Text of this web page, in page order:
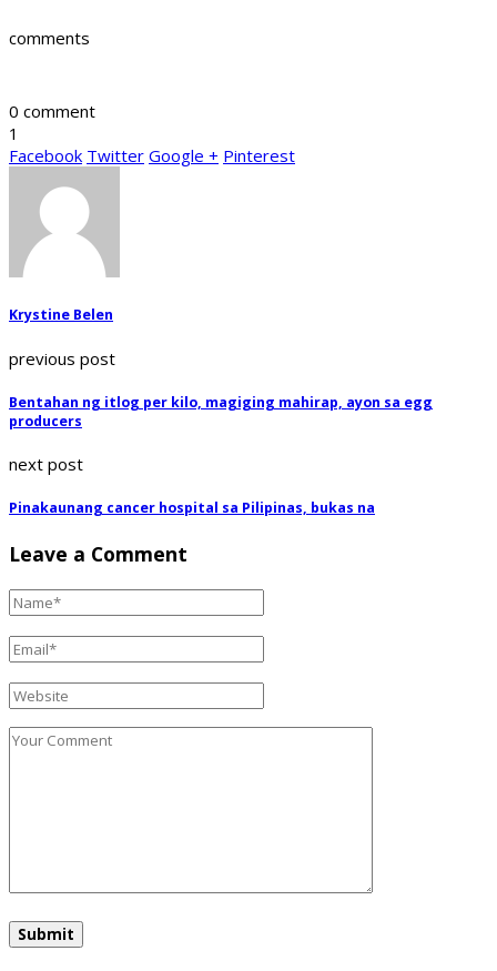
comments
0 comment
1
Facebook Twitter Google + Pinterest
Krystine Belen
previous post
Bentahan ng itlog per kilo, magiging mahirap, ayon sa egg
producers
next post
Pinakaunang cancer hospital sa Pilipinas, bukas na
Leave a Comment